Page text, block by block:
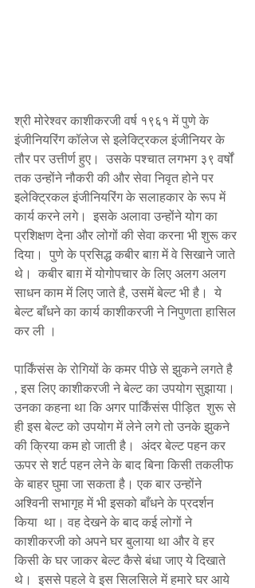
श्री मोरेश्वर काशीकरजी वर्ष १९६१ में पुणे के
इंजीनियरिंग कॉलेज से इलेक्ट्रिकल इंजीनियर के
तौर पर उत्तीर्ण हुए।  उसके पश्चात लगभग ३९ वर्षों
तक उन्होंने नौकरी की और सेवा निवृत होने पर
इलेक्ट्रिकल इंजीनियरिंग के सलाहकार के रूप में
कार्य करने लगे।  इसके अलावा उन्होंने योग का
प्रशिक्षण देना और लोगों की सेवा करना भी शुरू कर
दिया।  पुणे के प्रसिद्ध कबीर बाग़ में वे सिखाने जाते
थे।  कबीर बाग़ में योगोपचार के लिए अलग अलग
साधन काम में लिए जाते है, उसमें बेल्ट भी है।  ये
बेल्ट बाँधने का कार्य काशीकरजी ने निपुणता हासिल
कर ली ।
पार्किंसंस के रोगियों के कमर पीछे से झुकने लगते है
, इस लिए काशीकरजी ने बेल्ट का उपयोग सुझाया।
उनका कहना था कि अगर पार्किंसंस पीड़ित  शुरू से
ही इस बेल्ट को उपयोग में लेने लगे तो उनके झुकने
की क्रिया कम हो जाती है।  अंदर बेल्ट पहन कर
ऊपर से शर्ट पहन लेने के बाद बिना किसी तकलीफ
के बाहर घुमा जा सकता है। एक बार उन्होंने
अश्विनी सभागृह में भी इसको बाँधने के प्रदर्शन
किया  था। वह देखने के बाद कई लोगों ने
काशीकरजी को अपने घर बुलाया था और वे हर
किसी के घर जाकर बेल्ट कैसे बंधा जाए ये दिखाते
थे।  इससे पहले वे इस सिलसिले में हमारे घर आये